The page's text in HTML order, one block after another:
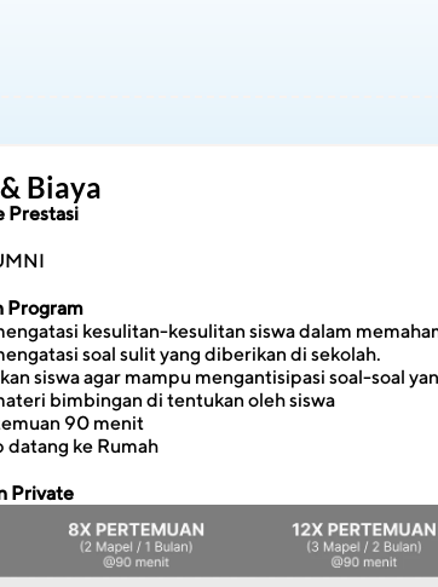
Biaya
Prestasi
Program
kesulitan-kesulitan siswa dalam
soal sulit yang diberikan di sekolah.
siswa agar mampu mengantisipasi soal-soal
bimbingan di tentukan oleh siswa
90 menit
datang ke Rumah
Private